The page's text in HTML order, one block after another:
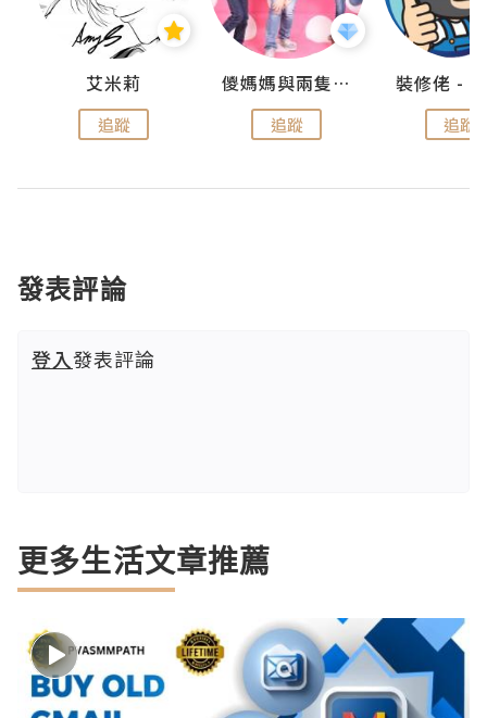
艾米莉
追蹤
儍媽媽與兩隻小魔怪之家
追蹤 追蹤
發表評論
登入發表評論
更多生活文章推薦